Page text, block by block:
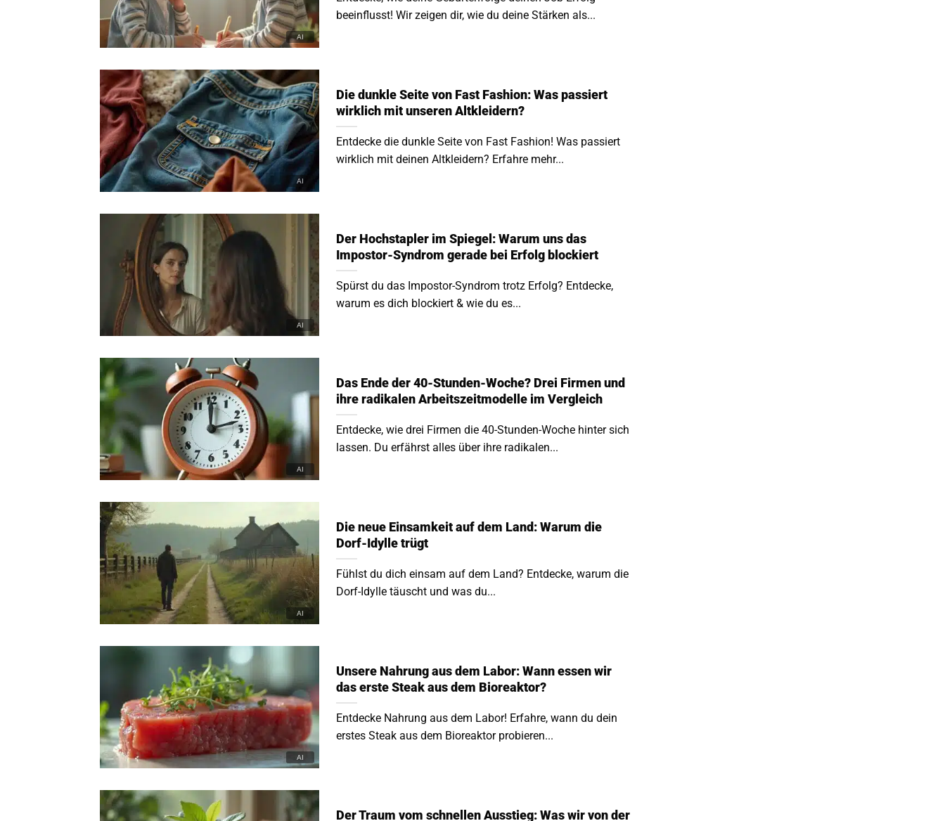
beeinflusst! Wir zeigen dir, wie du deine Stärken als...
Die dunkle Seite von Fast Fashion: Was passiert
wirklich mit unseren Altkleidern?
Entdecke die dunkle Seite von Fast Fashion! Was passiert
wirklich mit deinen Altkleidern? Erfahre mehr...
Der Hochstapler im Spiegel: Warum uns das
Impostor-Syndrom gerade bei Erfolg blockiert
Spürst du das Impostor-Syndrom trotz Erfolg? Entdecke,
warum es dich blockiert & wie du es...
Das Ende der 40-Stunden-Woche? Drei Firmen und
ihre radikalen Arbeitszeitmodelle im Vergleich
Entdecke, wie drei Firmen die 40-Stunden-Woche hinter sich
lassen. Du erfährst alles über ihre radikalen...
Die neue Einsamkeit auf dem Land: Warum die
Dorf-Idylle trügt
Fühlst du dich einsam auf dem Land? Entdecke, warum die
Dorf-Idylle täuscht und was du...
Unsere Nahrung aus dem Labor: Wann essen wir
das erste Steak aus dem Bioreaktor?
Entdecke Nahrung aus dem Labor! Erfahre, wann du dein
erstes Steak aus dem Bioreaktor probieren...
Der Traum vom schnellen Ausstieg: Was wir von der